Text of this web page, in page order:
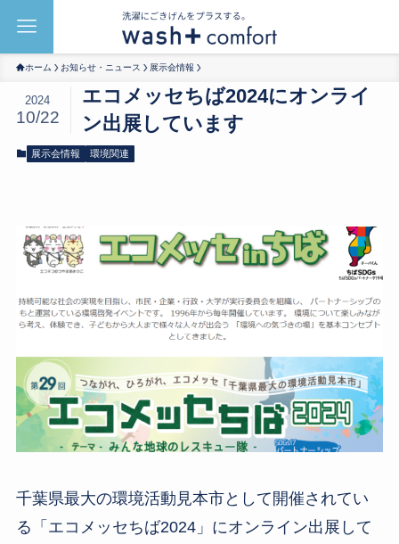
ホーム お知らせ・ニュース 展示会情報
エコメッセちば2024にオンライ
ン出展しています
2024
10/22
展示会情報 環境関連
千葉県最大の環境活動見本市として開催されてい
る「エコメッセちば2024」にオンライン出展して